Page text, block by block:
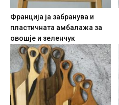
Франција ја забранува и
пластичната амбалажа за
овошје и зеленчук